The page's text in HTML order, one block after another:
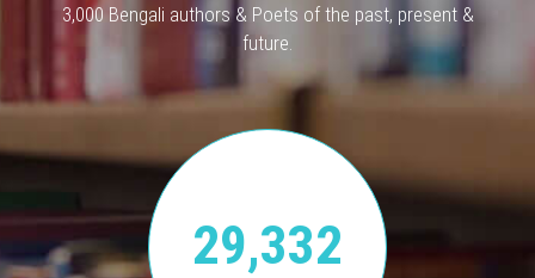
3,000 Bengali authors & Poets of the past, present &
future.
29,332